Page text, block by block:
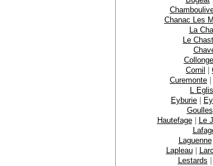
Chanac Les
La
Le
Cornil |
Curemonte |
L
Eyburie |
Goulles
Hautefage| Le
Laguenne
Lapleau|
Lestards |